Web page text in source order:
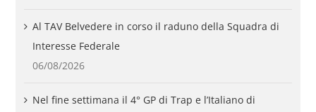
Al TAV Belvedere in corso il raduno della Squadra di
Interesse Federale
06/08/2026
Nel fine settimana il 4° GP di Trap e l’Italiano di